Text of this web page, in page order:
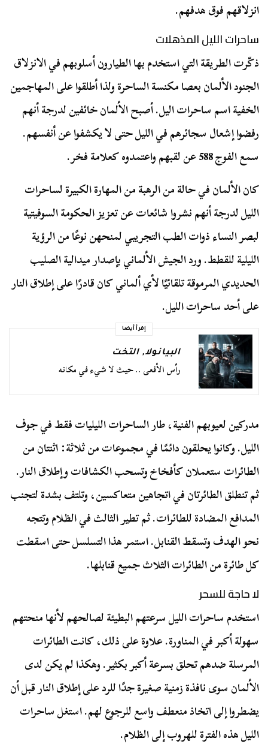
انزلاقهم فوق هدفهم.
ساحرات الليل المذهلات
ذكّرت الطريقة التي استخدم بها الطيارون أسلوبهم في الانزلاق
الجنود الألمان بعصا مكنسة الساحرة ولذا أطلقوا على المهاجمين
الخفية اسم ساحرات اليل. أصبح الألمان خائفين لدرجة أنهم
رفضوا إشعال سجائرهم في الليل حتى لا يكشفوا عن أنفسهم.
سمع الفوج 588 عن لقبهم واعتمدوه كعلامة فخر.
كان الألمان في حالة من الرهبة من المهارة الكبيرة لساحرات
الليل لدرجة أنهم نشروا شائعات عن تعزيز الحكومة السوفيتية
لبصر النساء ذوات الطب التجريبي لمنحهن نوعًا من الرؤية
الليلية للقطط. ورد الجيش الألماني بإصدار ميدالية الصليب
الحديدي المرموقة تلقائيًا لأي ألماني كان قادرًا على إطلاق النار
على أحد ساحرات الليل.
إقرأ أيضا
البيانولا,التخت
رأس الأفعى .. حيث لا شيء في مكانه
مدركين لعيوبهم الفنية، طار الساحرات الليليات فقط في جوف
الليل. وكانوا يحلقون دائمًا في مجموعات من ثلاثة: اثنتان من
الطائرات ستعملان كأفخاخ وتسحب الكشافات وإطلاق النار.
ثم تنطلق الطائرتان في اتجاهين متعاكسين، وتلتف بشدة لتجنب
المدافع المضادة للطائرات. ثم تطير الثالث في الظلام وتتجه
نحو الهدف وتسقط القنابل. استمر هذا التسلسل حتى اسقطت
كل طائرة من الطائرات الثلاث جميع قنابلها.
لا حاجة للسحر
استخدم ساحرات الليل سرعتهم البطيئة لصالحهم لأنها منحتهم
سهولة أكبر في المناورة. علاوة على ذلك، كانت الطائرات
المرسلة ضدهم تحلق بسرعة أكبر بكثير. وهكذا لم يكن لدى
الألمان سوى نافذة زمنية صغيرة جدًا للرد على إطلاق النار قبل أن
يضطروا إلى اتخاذ منعطف واسع للرجوع لهم. استغل ساحرات
الليل هذه الفترة للهروب إلى الظلام.